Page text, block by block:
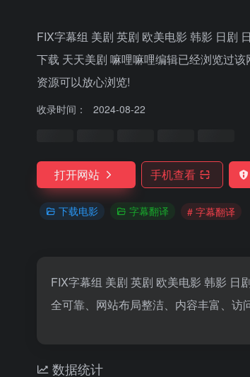
FIX字幕组 美剧 英剧 欧美电影 韩影 日剧
下载 天天美剧 嘛哩嘛哩编辑已经浏览过
资源可以放心浏览!
收录时间： 2024-08-22
打开网站 手机查看
下载电影 字幕翻译 # 字幕翻译
FIX字幕组 美剧 英剧 欧美电影 韩影 日
全可靠、网站布局整洁、内容丰富、访
数据统计